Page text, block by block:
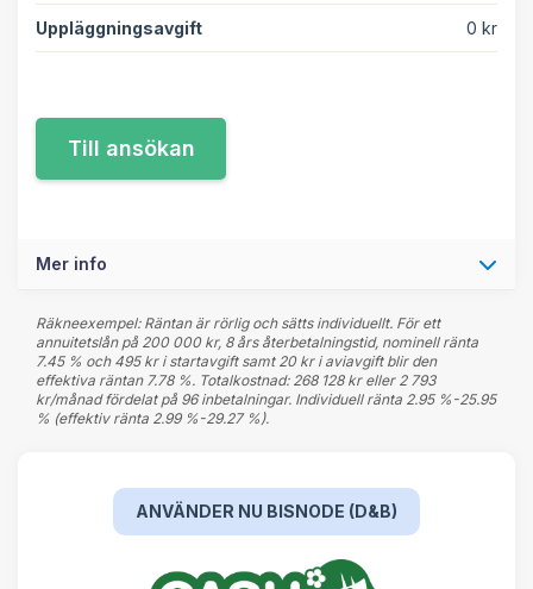
Uppläggningsavgift 0 kr
Mer info
Räkneexempel: Räntan är rörlig och sätts individuellt. För ett
annuitetslån på 200 000 kr, 8 års återbetalningstid, nominell ränta
7.45 % och 495 kr i startavgift samt 20 kr i aviavgift blir den
effektiva räntan 7.78 %. Totalkostnad: 268 128 kr eller 2 793
kr/månad fördelat på 96 inbetalningar. Individuell ränta 2.95 %-25.95
% (effektiv ränta 2.99 %-29.27 %).
ANVÄNDER NU BISNODE (D&B)